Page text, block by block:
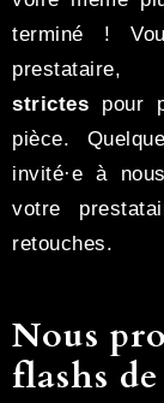
terminé !
strictes pour
pièce.
invité·e à
votre
retouches.
Nous
flashs